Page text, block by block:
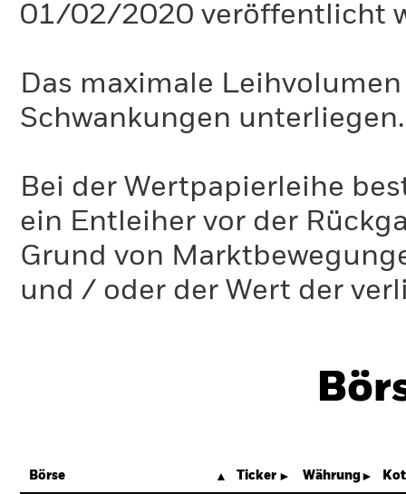
01/02/2020 veröffentlicht
Das maximale
Schwankungen unterliegen.
Bei der Wertpapierleihe
ein Entleiher vor der
Grund von
und / oder der Wert der
Börse Ticker Währung